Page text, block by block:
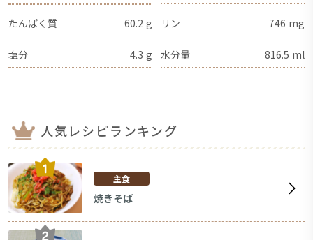
たんぱく質 60.2 g リン 746 mg
塩分 4.3 g 水分量 816.5 ml
人気レシピランキング
主食
焼きそば